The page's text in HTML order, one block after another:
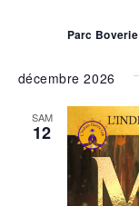
Parc Boverie
décembre 2026
SAM
12